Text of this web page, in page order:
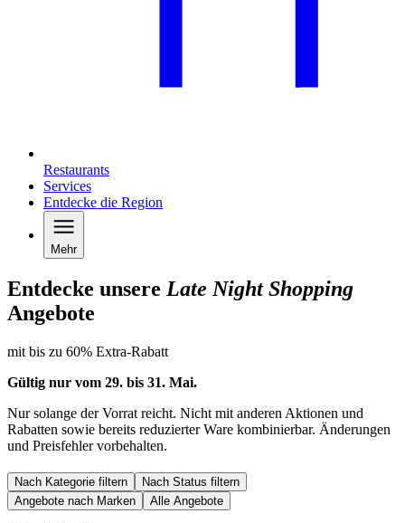
Restaurants
Services
Entdecke die Region
Mehr
Entdecke unsere Late Night Shopping
Angebote
mit bis zu 60% Extra-Rabatt
Gültig nur vom 29. bis 31. Mai.
Nur solange der Vorrat reicht. Nicht mit anderen Aktionen und
Rabatten sowie bereits reduzierter Ware kombinierbar. Änderungen
und Preisfehler vorbehalten.
Nach Kategorie filtern
Nach Status filtern
Angebote nach Marken
Alle Angebote